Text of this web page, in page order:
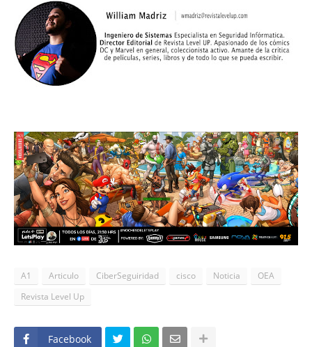
A1 Articulo CiberSeguiridad cisco Noticia
OEA
Revista Level Up
Facebook